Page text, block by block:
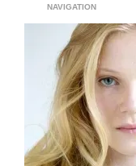
NAVIGATION